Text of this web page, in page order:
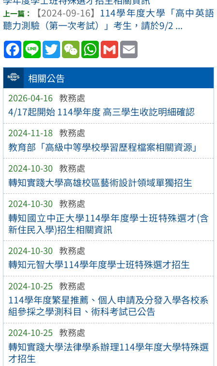
相關公告
2026-04-16 教務處
4/17起開始 114學年度 高三學生收訖明細確認
2024-11-18 教務處
教育部「高級中等學校學習歷程檔案相關資源」
2024-10-30 教務處
轉知實踐大學高雄校區藝術設計領域單獨招生
2024-10-30 教務處
轉知國立中正大學114學年度學士班特殊選才(含
新住民入學)招生相關資訊
2024-10-30 教務處
轉知元智大學114學年度學士班特殊選才招生
2024-10-25 教務處
114學年度繁星推薦、個人申請及分發入學各校系
組參採之學測科目、術科考試已公告
2024-10-25 教務處
轉知實踐大學法律學系辦理114學年度大學特殊選
才招生
【2024-09-16】 114學年度大學「高中英語
聽力測驗（第一次考試）」考生，請於9/2 ...
Facebook
Line TwitterWeChatWhatsApp
Gmail